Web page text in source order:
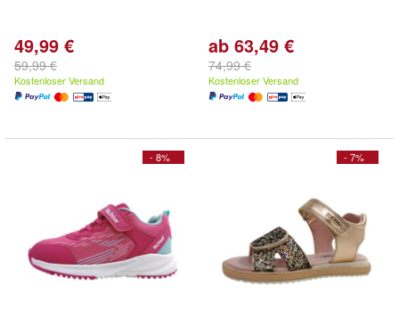
49,99 €
59,99 €
Kostenloser Versand
ab 63,49 €
74,99 €
Kostenloser Versand
- 8% - 7%